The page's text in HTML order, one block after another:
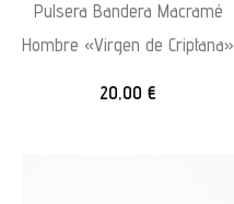
Pulsera Bandera Macramé
Hombre «Virgen de Criptana»
20,00 €